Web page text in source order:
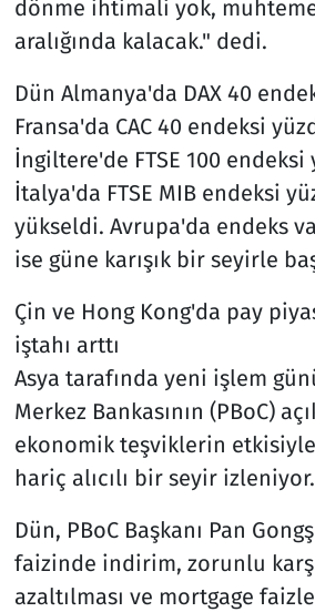
dönme ihtimali yok,
aralığında kalacak." dedi.
Dün Almanya'da DAX 40
Fransa'da CAC 40 endeksi
İngiltere'de FTSE 100 endeksi
İtalya'da FTSE MIB endeksi
yükseldi. Avrupa'da endeks
ise güne karışık bir seyirle
Çin ve Hong Kong'da pay
iştahı arttı
Asya tarafında yeni işlem
Merkez Bankasının (PBoC)
ekonomik teşviklerin
hariç alıcılı bir seyir izleniyor.
Dün, PBoC Başkanı Pan
faizinde indirim, zorunlu
azaltılması ve mortgage